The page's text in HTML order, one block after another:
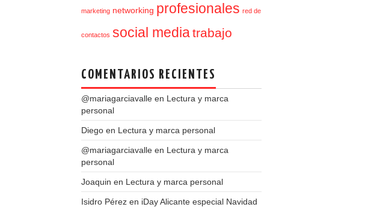
marketing networking profesionales red de
contactos social mediatrabajo
COMENTARIOS RECIENTES
@mariagarciavalle en Lectura y marca
personal
Diego en Lectura y marca personal
@mariagarciavalle en Lectura y marca
personal
Joaquin en Lectura y marca personal
Isidro Pérez en iDay Alicante especial Navidad